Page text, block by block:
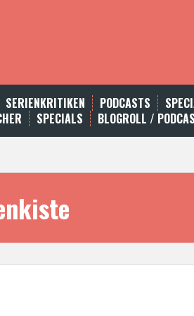
SERIENKRITIKEN PODCASTS
SPECIALS BLOGROLL /